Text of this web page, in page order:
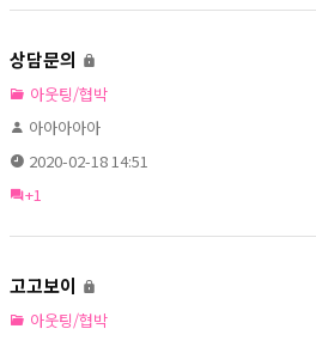
상담문의
아웃팅/협박
아아아아아
2020-02-18 14:51
+1
고고보이
아웃팅/협박